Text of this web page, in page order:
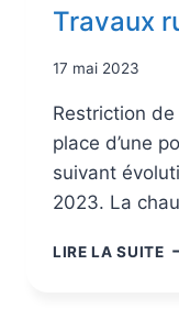
Travaux
17 mai 2023
Restriction
place d’une
suivant
2023. La
LIRE LA SUITE